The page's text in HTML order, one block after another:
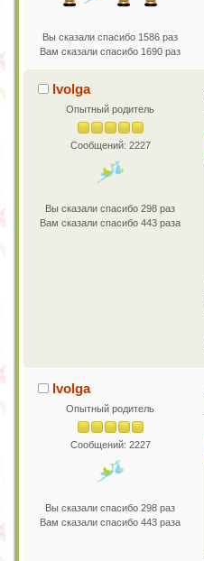
Вы сказали спасибо 1586 раз
Вам сказали спасибо 1690 раз
Ivolga
Опытный родитель
Сообщений: 2227
Вы сказали спасибо 298 раз
Вам сказали спасибо 443 раза
Ivolga
Опытный родитель
Сообщений: 2227
Вы сказали спасибо 298 раз
Вам сказали спасибо 443 раза